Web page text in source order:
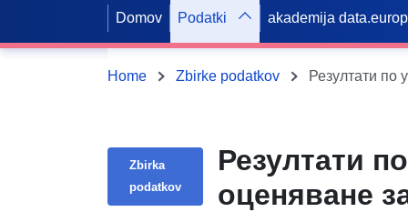
Domov Podatki akademija
Home Zbirke podatkov
Zbirka
podatkov
Резултати
оценяване